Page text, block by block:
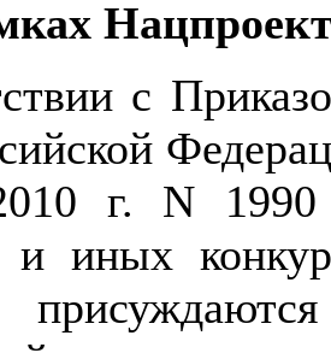
с
г. N
и иных